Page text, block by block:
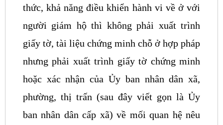
thức, khả năng điều khiển hành vi về ở với
người giám hộ thì không phải xuất trình
giấy tờ, tài liệu chứng minh chỗ ở hợp pháp
nhưng phải xuất trình giấy tờ chứng minh
hoặc xác nhận của Ủy ban nhân dân xã,
phường, thị trấn (sau đây viết gọn là Ủy
ban nhân dân cấp xã) về mối quan hệ nêu